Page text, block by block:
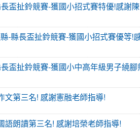
盃扯鈴競賽-獲國小招式賽特優!感謝
-縣長盃扯鈴競賽-獲國小招式賽優等!
盃扯鈴競賽-獲國小中高年級男子繞腳
文第三名! 感謝憲融老師指導!
朗讀第三名! 感謝培榮老師指導!